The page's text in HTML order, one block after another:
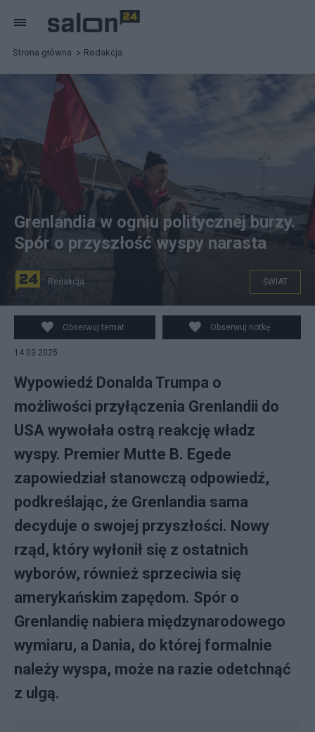
Strona główna Redakcja
na zdjęciu: obywatele Grenlandii w dniu wyborów
parlamentarnych. fot. PAP/EPA/MADS CLAUS
RASMUSSEN
Grenlandia w ogniu politycznej burzy.
Spór o przyszłość wyspy narasta
Redakcja ŚWIAT
Obserwuj temat Obserwuj notkę
14.03.2025
Wypowiedź Donalda Trumpa o
możliwości przyłączenia Grenlandii do
USA wywołała ostrą reakcję władz
wyspy. Premier Mutte B. Egede
zapowiedział stanowczą odpowiedź,
podkreślając, że Grenlandia sama
decyduje o swojej przyszłości. Nowy
rząd, który wyłonił się z ostatnich
wyborów, również sprzeciwia się
amerykańskim zapędom. Spór o
Grenlandię nabiera międzynarodowego
wymiaru, a Dania, do której formalnie
należy wyspa, może na razie odetchnąć
z ulgą.